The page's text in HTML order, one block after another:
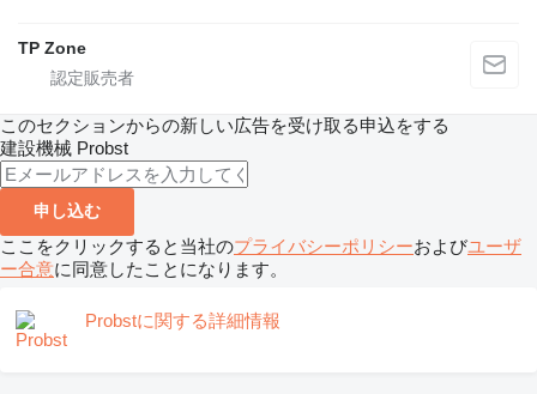
TP Zone
このセクションからの新しい広告を受け取る申込をする
建設機械 Probst
申し込む
ここをクリックすると当社のプライバシーポリシーおよびユーザ
ー合意に同意したことになります。
Probstに関する詳細情報